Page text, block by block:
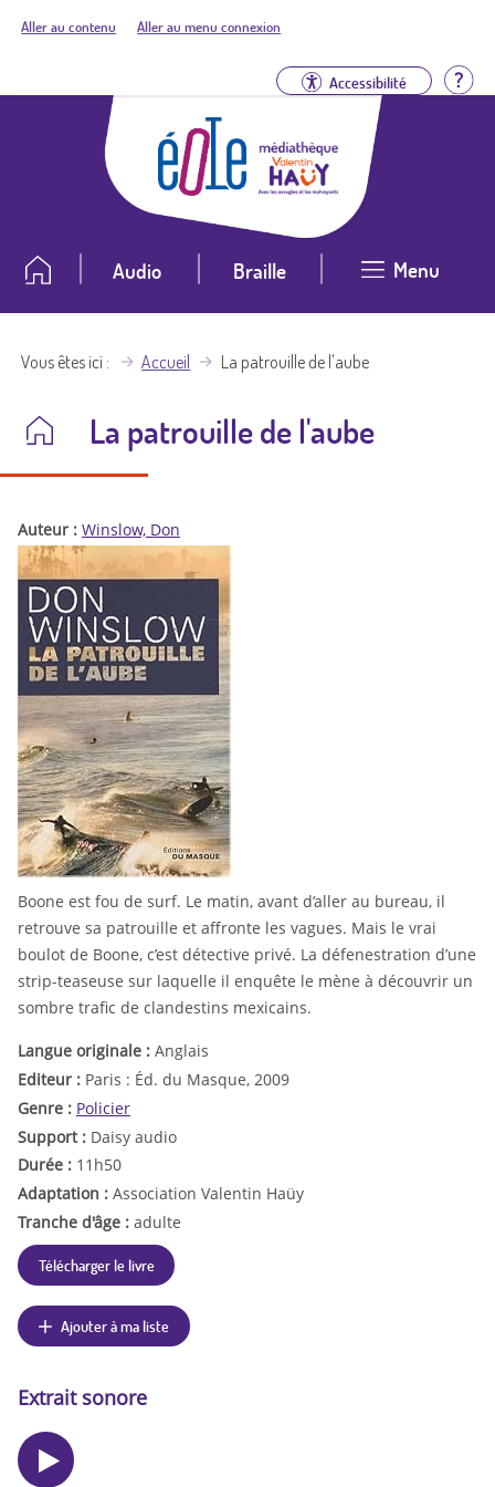
Aller au contenu Aller au menu connexion
Accessibilité
Audio Braille Menu
Vous êtes ici Accueil La patrouille de l'aube
La patrouille de l'aube
Auteur : Winslow, Don
Boone est fou de surf. Le matin, avant d’aller au bureau, il
retrouve sa patrouille et affronte les vagues. Mais le vrai
boulot de Boone, c’est détective privé. La défenestration d’une
strip-teaseuse sur laquelle il enquête le mène à découvrir un
sombre trafic de clandestins mexicains.
Langue originale : Anglais
Editeur : Paris : Éd. du Masque, 2009
Genre : Policier
Support : Daisy audio
Durée : 11h50
Adaptation : Association Valentin Haüy
Tranche d'âge : adulte
Télécharger le livre
Ajouter à ma liste
Extrait sonore